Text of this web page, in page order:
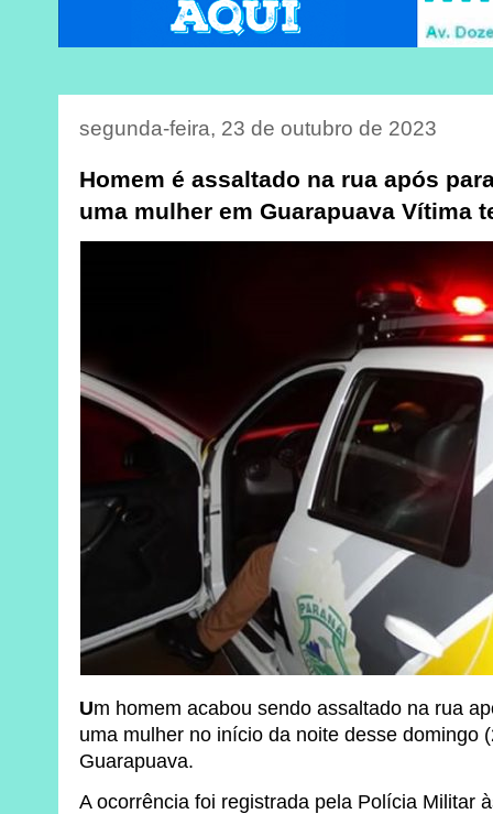
segunda-feira, 23 de outubro de 2023
Homem é assaltado na rua após
uma mulher em Guarapuava Vítima
Um homem acabou sendo assaltado na rua
uma mulher no início da noite desse domingo
Guarapuava.
A ocorrência foi registrada pela Polícia Militar